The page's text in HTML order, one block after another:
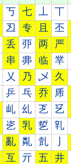
丂 七 丅
丒 专 且 丕
丢 丣 两 严
串 丳 临 丵
乂 乃 乄 久
乒 乓 乔 乕
乢 乣 乤 乥
乲 乳 乴 乵
亂 亃 亄
互 亓 五 井